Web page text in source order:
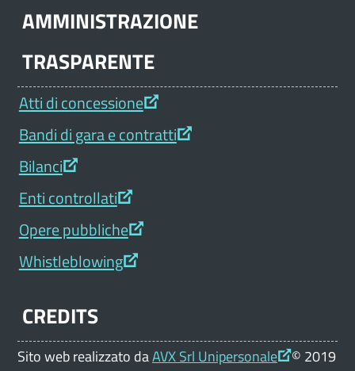
AMMINISTRAZIONE
TRASPARENTE
Atti di concessione
Bandi di gara e contratti
Bilanci
Enti controllati
Opere pubbliche
Whistleblowing
CREDITS
Sito web realizzato daAVX Srl Unipersonale © 2019